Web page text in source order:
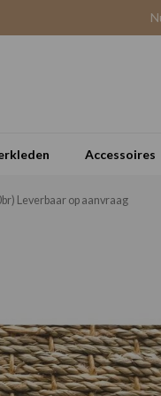
Accessoires
Leverbaar op aanvraag